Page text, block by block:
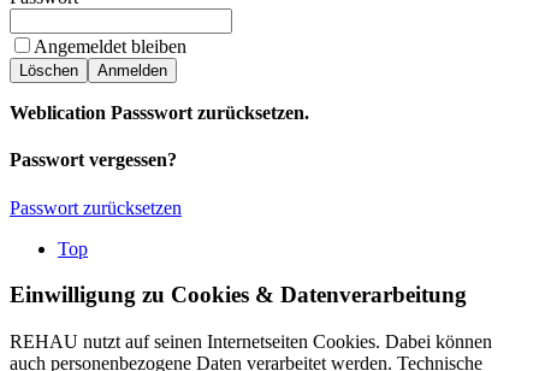
Angemeldet bleiben
Löschen Anmelden
Weblication Passswort zurücksetzen.
Passwort vergessen?
Passwort zurücksetzen
Top
Einwilligung zu Cookies & Datenverarbeitung
REHAU nutzt auf seinen Internetseiten Cookies. Dabei können
auch personenbezogene Daten verarbeitet werden. Technische